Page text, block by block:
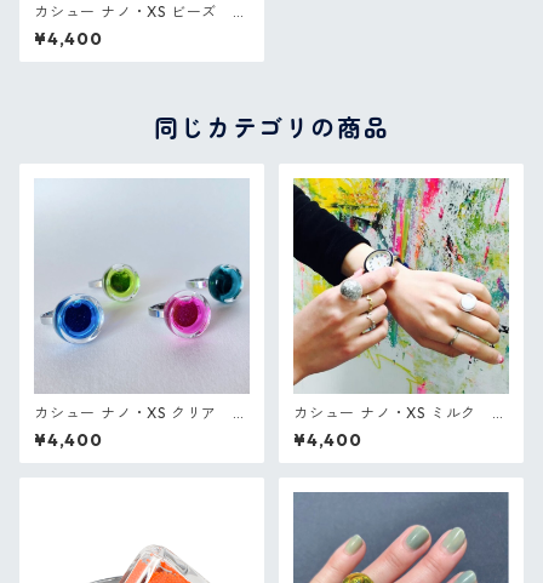
カシュー ナノ・XS ビーズ P
ylones フランス ガラスのリン
グ
¥4,400
同じカテゴリの商品
カシュー ナノ・XS クリア P
ylones フランス ガラスのリン
グ
¥4,400
カシュー ナノ・XS ミルク P
ylones フランス ガラスのリン
グ
¥4,400